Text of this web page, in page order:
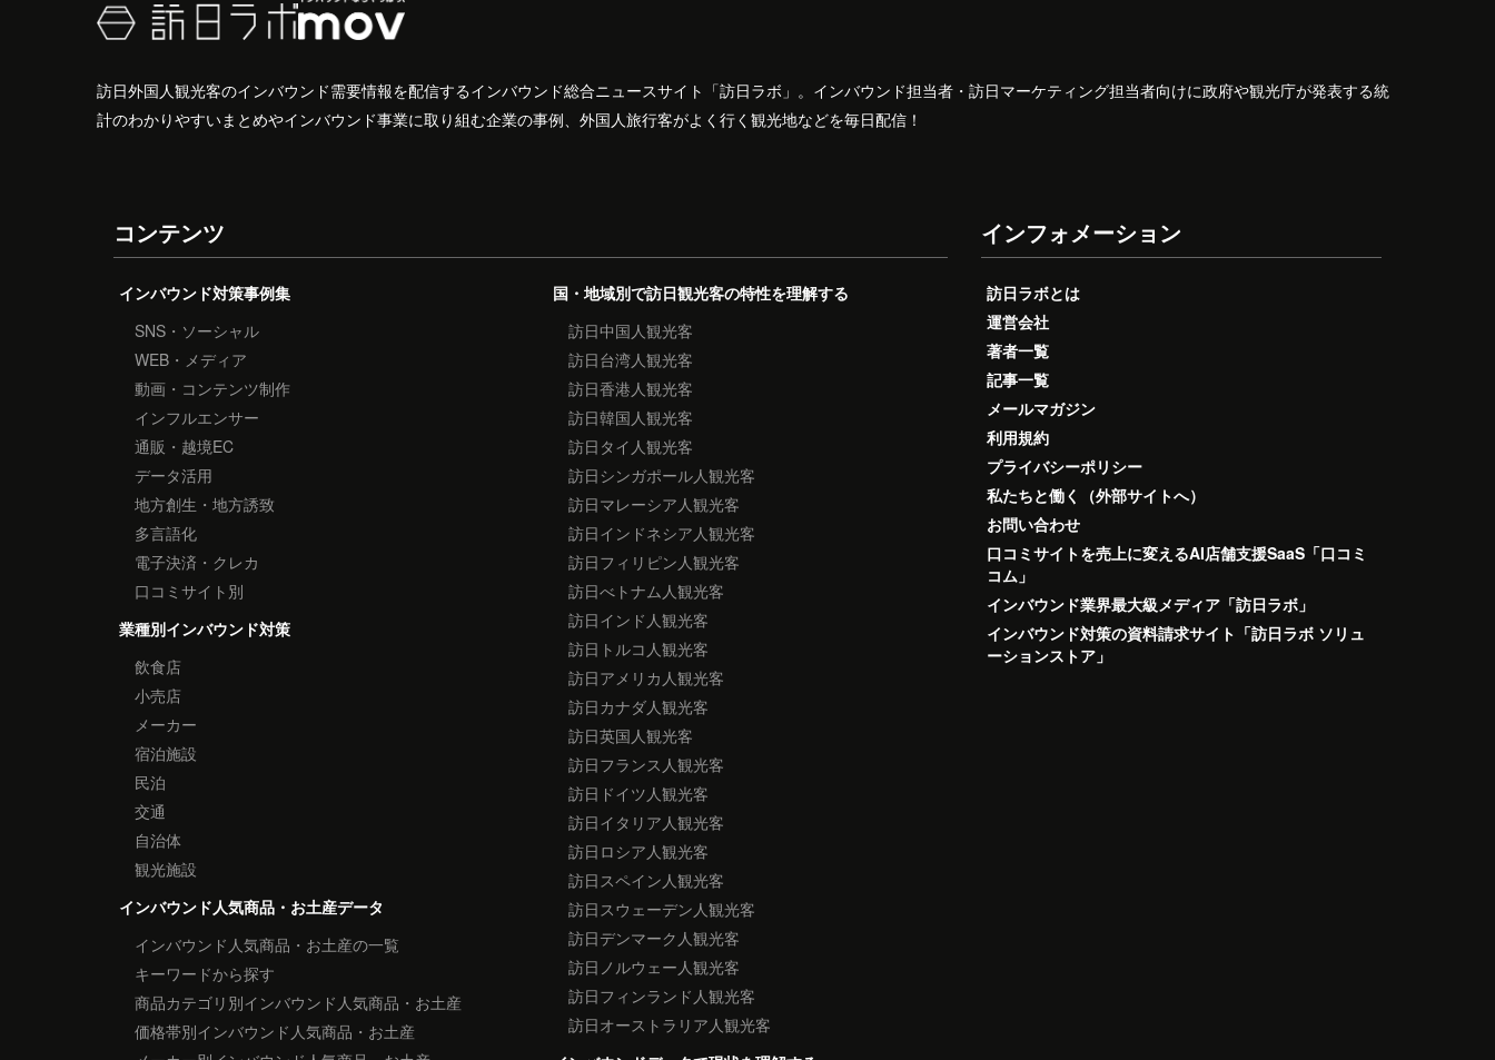
訪日外国人観光客のインバウンド需要情報を配信するインバウンド総合ニュースサイト「訪日ラボ」。インバウンド担当者・訪日マーケティング担当者向けに政府や観光庁が発表する統
計のわかりやすいまとめやインバウンド事業に取り組む企業の事例、外国人旅行客がよく行く観光地などを毎日配信！
コンテンツ
インバウンド対策事例集
SNS・ソーシャル
WEB・メディア
動画・コンテンツ制作
インフルエンサー
通販・越境EC
データ活用
地方創生・地方誘致
多言語化
電子決済・クレカ
口コミサイト別
業種別インバウンド対策
飲食店
小売店
メーカー
宿泊施設
民泊
交通
自治体
観光施設
インバウンド人気商品・お土産データ
インバウンド人気商品・お土産の一覧
キーワードから探す
商品カテゴリ別インバウンド人気商品・お土産
価格帯別インバウンド人気商品・お土産
国・地域別で訪日観光客の特性を理解する
訪日中国人観光客
訪日台湾人観光客
訪日香港人観光客
訪日韓国人観光客
訪日タイ人観光客
訪日シンガポール人観光客
訪日マレーシア人観光客
訪日インドネシア人観光客
訪日フィリピン人観光客
訪日べトナム人観光客
訪日インド人観光客
訪日トルコ人観光客
訪日アメリカ人観光客
訪日カナダ人観光客
訪日英国人観光客
訪日フランス人観光客
訪日ドイツ人観光客
訪日イタリア人観光客
訪日ロシア人観光客
訪日スペイン人観光客
訪日スウェーデン人観光客
訪日デンマーク人観光客
訪日ノルウェー人観光客
訪日フィンランド人観光客
訪日オーストラリア人観光客
インフォメーション
訪日ラボとは
運営会社
著者一覧
記事一覧
メールマガジン
利用規約
プライバシーポリシー
私たちと働く（外部サイトへ）
お問い合わせ
口コミサイトを売上に変えるAI店舗支援SaaS「口コミ
コム」
インバウンド業界最大級メディア「訪日ラボ」
インバウンド対策の資料請求サイト「訪日ラボ ソリュ
ーションストア」